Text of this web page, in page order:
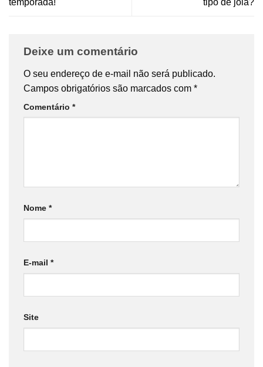
Deixe um comentário
O seu endereço de e-mail não será publicado.
Campos obrigatórios são marcados com *
Comentário *
Nome *
E-mail *
Site